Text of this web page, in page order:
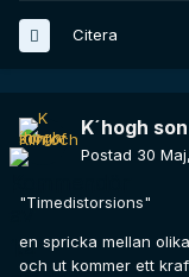
Citera
K´hogh
Postad 30
"Timedistorsions"
en spricka mellan
och ut kommer ett